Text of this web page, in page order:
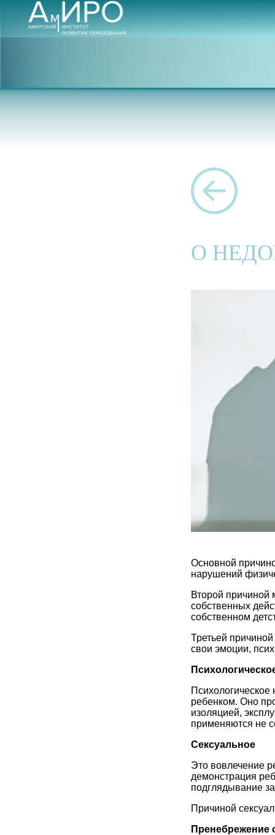
О
Основной
нарушений
Второй причиной
собственных
собственном
Третьей
свои эмоции,
ребенком. Оно
изоляцией,
применяются не
Сексуальное
Это вовлечение
демонстрация
подглядывание
Причиной
Пренебрежение